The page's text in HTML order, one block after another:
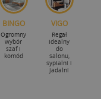
BINGO
Ogromny
wybór
szaf i
komód
VIGO
Regał
idealny
do
salonu,
sypialni i
jadalni